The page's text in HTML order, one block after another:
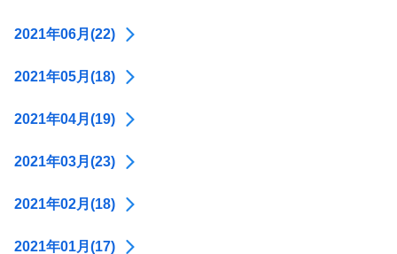
2021年06月(22)
2021年05月(18)
2021年04月(19)
2021年03月(23)
2021年02月(18)
2021年01月(17)